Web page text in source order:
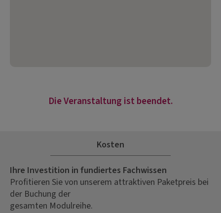
Die Veranstaltung ist beendet.
Kosten
Ihre Investition in fundiertes Fachwissen
Profitieren Sie von unserem attraktiven Paketpreis bei
der Buchung der
gesamten Modulreihe.